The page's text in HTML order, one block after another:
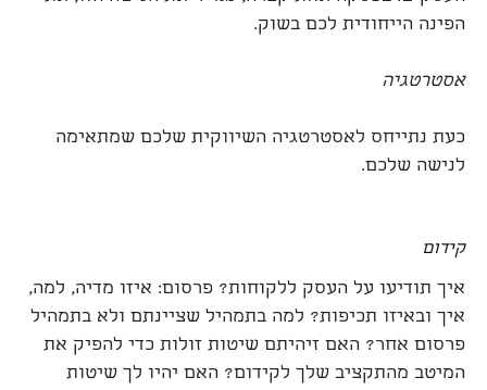
הפינה הייחודית לכם בשוק.
אסטרטגיה
כעת נתייחס לאסטרטגיה השיווקית שלכם שמתאימה
לנישה שלכם.
קידום
איך תודיעו על העסק ללקוחות? פרסום: איזו מדיה, למה,
איך ובאיזו תכיפות? למה בתמהיל שציינתם ולא בתמהיל
פרסום אחר? האם זיהיתם שיטות זולות כדי להפיק את
המיטב מהתקציב שלך לקידום? האם יהיו לך שיטות